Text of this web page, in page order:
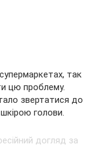
так
цю проблему.
звертатися до
голови.